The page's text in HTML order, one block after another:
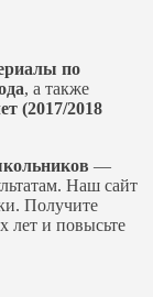
по
, а также
(2017/2018
—
Наш сайт
Получите
лет и повысьте